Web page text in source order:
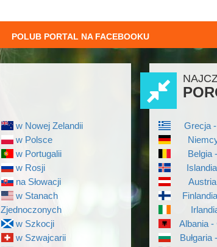
POLUB PORTAL NA FACEBOOKU
w Nowej Zelandii
w Polsce
w Portugalii
w Rosji
na Słowacji
w Stanach
Zjednoczonych
w Szkocji
w Szwajcarii
Grecja
Belgia
Albania -
Bułgaria